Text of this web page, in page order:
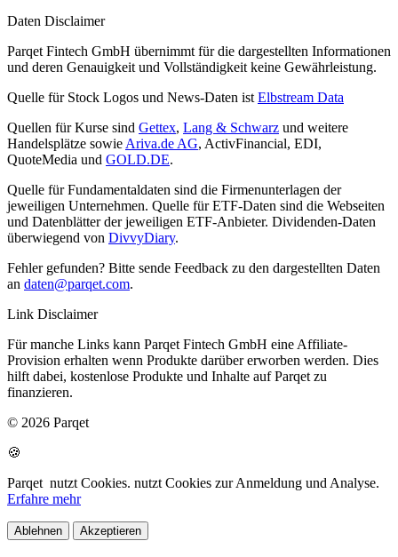
Daten Disclaimer
Parqet Fintech GmbH übernimmt für die dargestellten Informationen
und deren Genauigkeit und Vollständigkeit keine Gewährleistung.
Quelle für Stock Logos und News-Daten ist Elbstream Data
Quellen für Kurse sind Gettex, Lang & Schwarz und weitere
Handelsplätze sowie Ariva.de AG, ActivFinancial, EDI,
QuoteMedia und GOLD.DE.
Quelle für Fundamentaldaten sind die Firmenunterlagen der
jeweiligen Unternehmen. Quelle für ETF-Daten sind die Webseiten
und Datenblätter der jeweiligen ETF-Anbieter. Dividenden-Daten
überwiegend von DivvyDiary.
Fehler gefunden? Bitte sende Feedback zu den dargestellten Daten
an daten@parqet.com.
Link Disclaimer
Für manche Links kann Parqet Fintech GmbH eine Affiliate-
Provision erhalten wenn Produkte darüber erworben werden. Dies
hilft dabei, kostenlose Produkte und Inhalte auf Parqet zu
finanzieren.
© 2026 Parqet
🍪
Parqet nutzt Cookies. nutzt Cookies zur Anmeldung und Analyse.
Erfahre mehr
Ablehnen Akzeptieren